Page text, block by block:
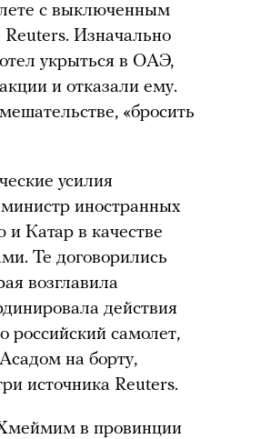
с выключенным
Reuters. Изначально
укрыться в ОАЭ,
и отказали ему.
«бросить
усилия
иностранных
Катар в качестве
Те договорились
возглавила
действия
российский самолет,
на борту,
источника Reuters.
Хмеймим в провинции